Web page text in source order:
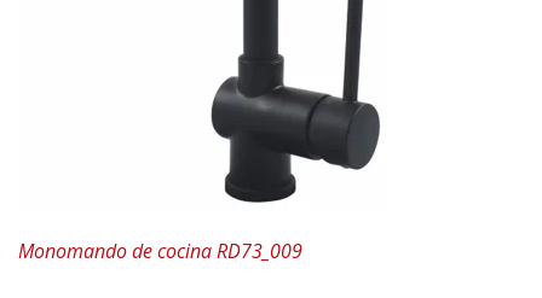
Monomando de cocina RD73_009